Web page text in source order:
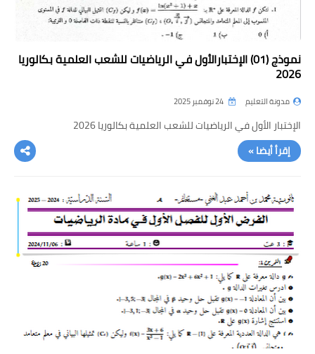
نموذج (01) الإختبارالأول في الرياضيات للشعب العلمية بكالوريا
2026
مدونة التعليم
الإختبار الأول في الرياضيات للشعب العلمية بكالوريا 2026
إقرأ أيضا »